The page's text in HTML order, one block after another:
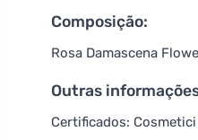
Composição:
Rosa Damascena
Outras
Certificados: